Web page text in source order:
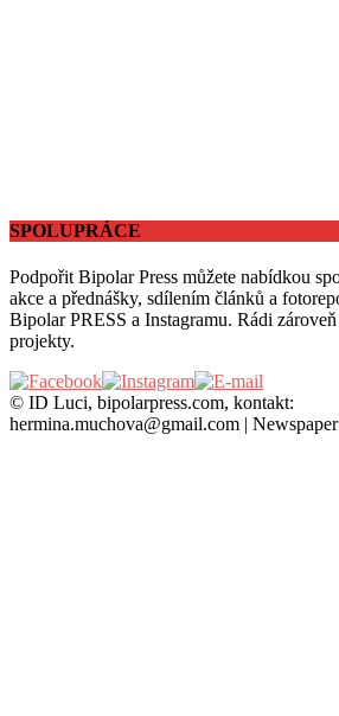
SPOLUPRÁCE
Podpořit Bipolar Press můžete nabídkou
akce a přednášky, sdílením článků a
Bipolar PRESS a Instagramu. Rádi
projekty.
© ID Luci, bipolarpress.com, kontakt:
hermina.muchova@gmail.com |